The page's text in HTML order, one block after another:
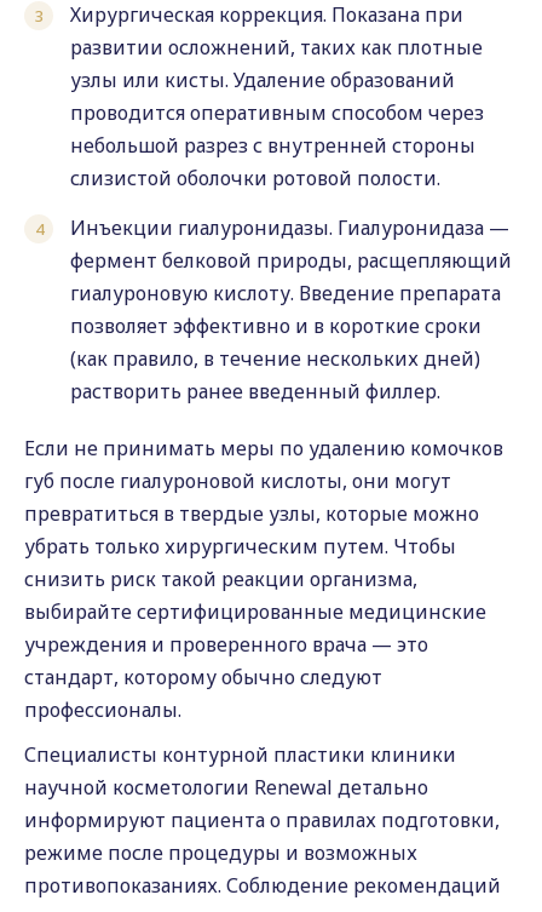
Хирургическая коррекция. Показана при
развитии осложнений, таких как плотные
узлы или кисты. Удаление образований
проводится оперативным способом через
небольшой разрез с внутренней стороны
слизистой оболочки ротовой полости.
Инъекции гиалуронидазы. Гиалуронидаза —
фермент белковой природы, расщепляющий
гиалуроновую кислоту. Введение препарата
позволяет эффективно и в короткие сроки
(как правило, в течение нескольких дней)
растворить ранее введенный филлер.
Если не принимать меры по удалению комочков
губ после гиалуроновой кислоты, они могут
превратиться в твердые узлы, которые можно
убрать только хирургическим путем. Чтобы
снизить риск такой реакции организма,
выбирайте сертифицированные медицинские
учреждения и проверенного врача — это
стандарт, которому обычно следуют
профессионалы.
Специалисты контурной пластики клиники
научной косметологии Renewal детально
информируют пациента о правилах подготовки,
режиме после процедуры и возможных
противопоказаниях. Соблюдение рекомендаций